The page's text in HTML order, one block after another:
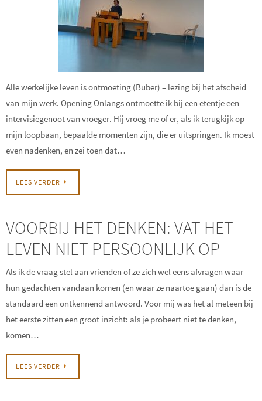
Alle werkelijke leven is ontmoeting (Buber) – lezing bij het afscheid
van mijn werk. Opening Onlangs ontmoette ik bij een etentje een
intervisiegenoot van vroeger. Hij vroeg me of er, als ik terugkijk op
mijn loopbaan, bepaalde momenten zijn, die er uitspringen. Ik moest
even nadenken, en zei toen dat…
LEES VERDER
VOORBIJ HET DENKEN: VAT HET
LEVEN NIET PERSOONLIJK OP
Als ik de vraag stel aan vrienden of ze zich wel eens afvragen waar
hun gedachten vandaan komen (en waar ze naartoe gaan) dan is de
standaard een ontkennend antwoord. Voor mij was het al meteen bij
het eerste zitten een groot inzicht: als je probeert niet te denken,
komen…
LEES VERDER